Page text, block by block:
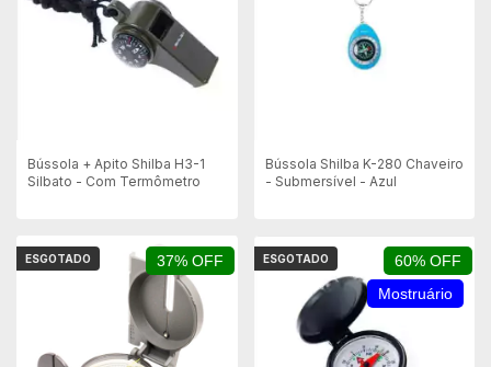
Bússola + Apito Shilba H3-1
Silbato - Com Termômetro
Bússola Shilba K-280 Chaveiro
- Submersível - Azul
37% OFF
ESGOTADO
60% OFF
Mostruário
ESGOTADO